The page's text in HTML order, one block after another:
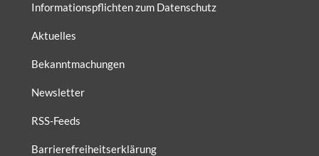
Informationspflichten zum Datenschutz
Aktuelles
Bekanntmachungen
Newsletter
RSS-Feeds
Barrierefreiheitserklärung